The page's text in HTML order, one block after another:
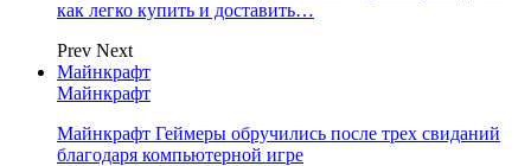
как легко купить и доставить…
Prev Next
Майнкрафт
Майнкрафт
Майнкрафт Геймеры обручились после трех свиданий
благодаря компьютерной игре